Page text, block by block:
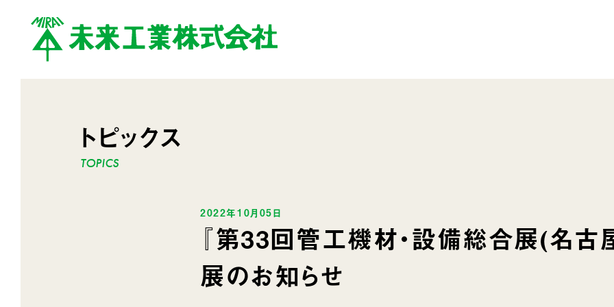
トピックス
2022年10月05日
『第33回管工機材・設備総合展(名古
展のお知らせ